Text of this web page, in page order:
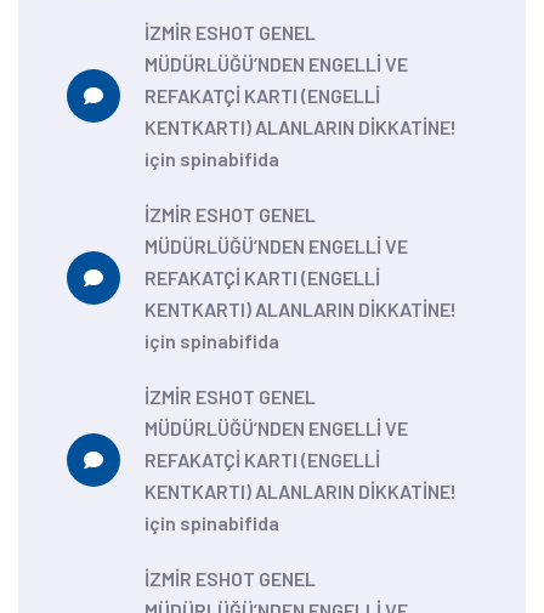
İZMİR ESHOT GENEL
MÜDÜRLÜĞÜ’NDEN ENGELLİ VE
REFAKATÇİ KARTI (ENGELLİ
KENTKARTI) ALANLARIN DİKKATİNE!
için spinabifida
İZMİR ESHOT GENEL
MÜDÜRLÜĞÜ’NDEN ENGELLİ VE
REFAKATÇİ KARTI (ENGELLİ
KENTKARTI) ALANLARIN DİKKATİNE!
için spinabifida
İZMİR ESHOT GENEL
MÜDÜRLÜĞÜ’NDEN ENGELLİ VE
REFAKATÇİ KARTI (ENGELLİ
KENTKARTI) ALANLARIN DİKKATİNE!
için spinabifida
İZMİR ESHOT GENEL